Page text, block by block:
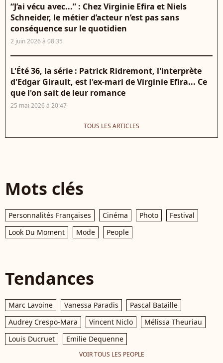
“J’ai vécu avec...” : Chez Virginie Efira et Niels
Schneider, le métier d’acteur n’est pas sans
conséquence sur le quotidien
2 juin 2026 à 08:35
L'Été 36, la série : Patrick Ridremont, l'interprète
d'Edgar Girault, est l'ex-mari de Virginie Efira... Ce
que l'on sait de leur romance
25 mai 2026 à 20:47
TOUS LES ARTICLES
Mots clés
Personnalités Françaises Cinéma Photo
Festival
Look Du Moment
Mode People
Tendances
Marc Lavoine Vanessa Paradis
Pascal Bataille
Audrey Crespo-Mara
Vincent Niclo
Mélissa Theuriau
Louis Ducruet
Emilie Dequenne
VOIR TOUS LES PEOPLE